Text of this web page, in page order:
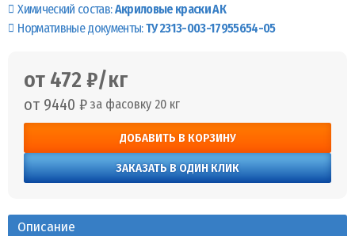
Химический состав:Акриловые краски АК
Нормативные документы:ТУ 2313-003-17955654-05
от 472 ₽/кг
от 9440 ₽ за фасовку 20 кг
ДОБАВИТЬ В КОРЗИНУ
ЗАКАЗАТЬ В ОДИН КЛИК
Описание